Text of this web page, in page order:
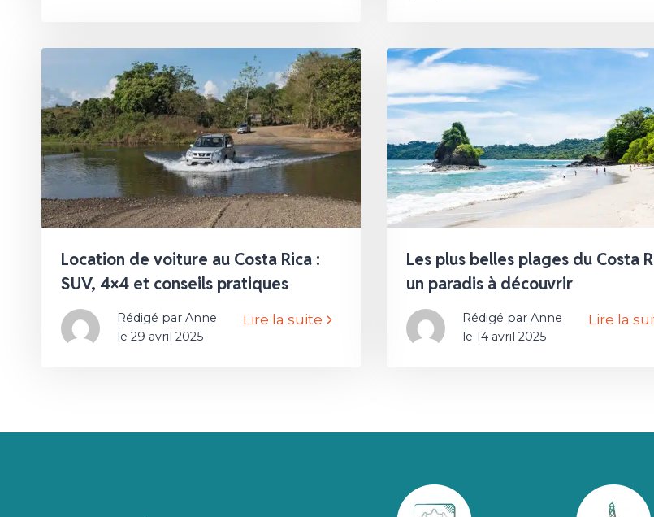
Location de voiture au Costa Rica :
SUV, 4×4 et conseils pratiques
Rédigé par Anne
le 29 avril 2025
Lire la suite
Les plus belles plages du Costa
un paradis à découvrir
Rédigé par Anne
le 14 avril 2025
Lire la